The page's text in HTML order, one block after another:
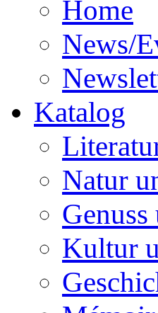
Home
News/
Katalog
Natur
Kultur